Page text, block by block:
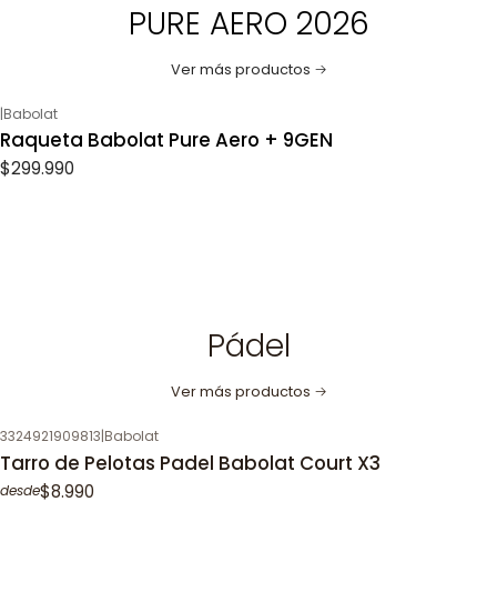
PURE AERO 2026
Ver más productos
|Babolat
Raqueta Babolat Pure Aero + 9GEN
$299.990
Pádel
Ver más productos
3324921909813|Babolat
Tarro de Pelotas Padel Babolat Court X3
desde$8.990